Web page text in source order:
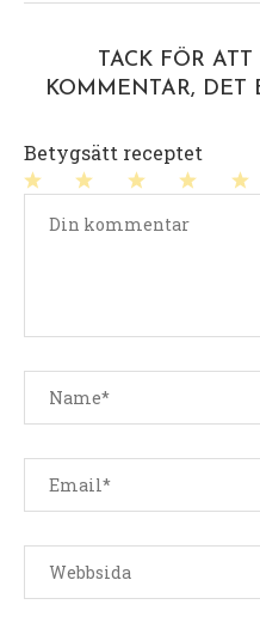
TACK FÖR
KOMMENTAR, DET
Betygsätt receptet
stjärnor
stjärnor
stjärnor
stjärna